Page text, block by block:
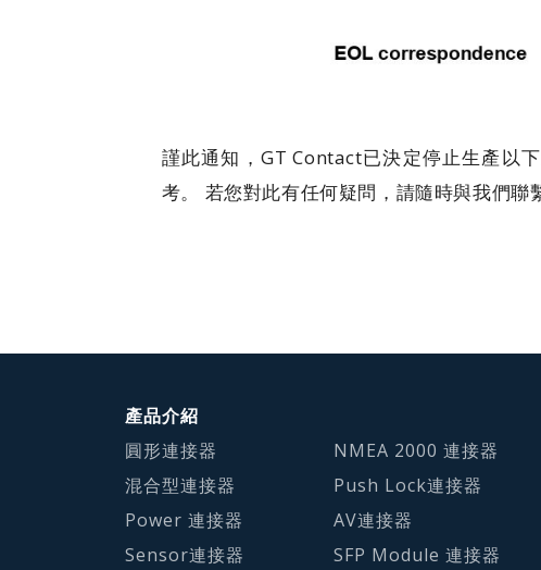
謹此通知，GT Contact已決定停止生產以
考。 若您對此有任何疑問，請隨時與我們聯
產品介紹
圓形連接器
混合型連接器
Power 連接器
Sensor連接器
NMEA 2000 連接器
Push Lock連接器
AV連接器
SFP Module 連接器